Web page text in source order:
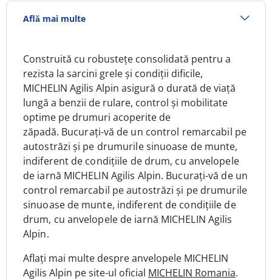
Află mai multe
Construită cu robustețe consolidată pentru a
rezista la sarcini grele și condiții dificile,
MICHELIN Agilis Alpin asigură o durată de viață
lungă a benzii de rulare, control și mobilitate
optime pe drumuri acoperite de
zăpadă. Bucurați-vă de un control remarcabil pe
autostrăzi și pe drumurile sinuoase de munte,
indiferent de condițiile de drum, cu anvelopele
de iarnă MICHELIN Agilis Alpin. Bucurați-vă de un
control remarcabil pe autostrăzi și pe drumurile
sinuoase de munte, indiferent de condițiile de
drum, cu anvelopele de iarnă MICHELIN Agilis
Alpin.
Aflați mai multe despre anvelopele MICHELIN
Agilis Alpin pe site-ul oficial MICHELIN Romania.